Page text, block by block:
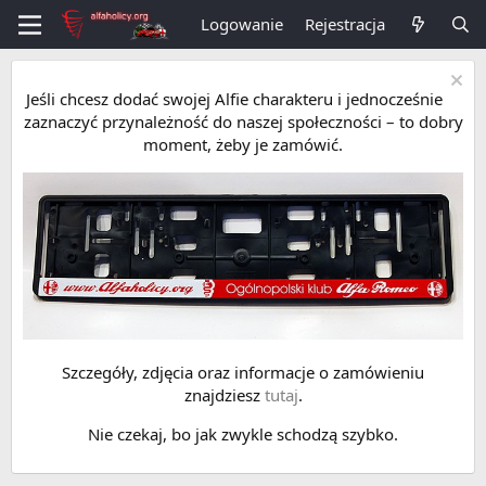
Logowanie Rejestracja
Jeśli chcesz dodać swojej Alfie charakteru i jednocześnie
zaznaczyć przynależność do naszej społeczności – to dobry
moment, żeby je zamówić.
Szczegóły, zdjęcia oraz informacje o zamówieniu
znajdziesz tutaj.
Nie czekaj, bo jak zwykle schodzą szybko.